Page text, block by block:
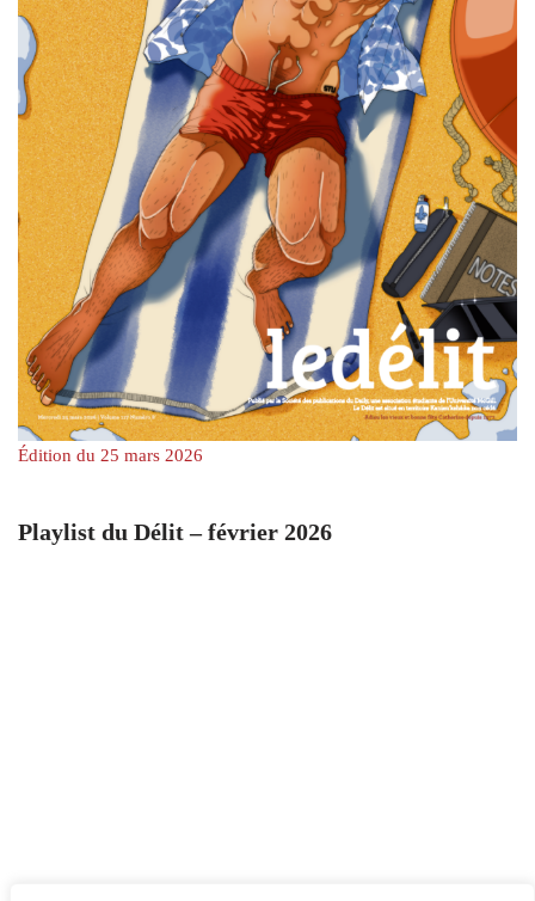
Édition du 25 mars 2026
Playlist du Délit – février 2026